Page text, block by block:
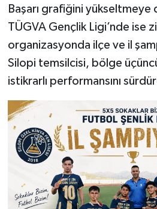
Başarı grafiğini yükseltmeye
TÜGVA Gençlik Ligi’nde ise
organizasyonda ilçe ve il
Silopi temsilcisi, bölge
istikrarlı performansını